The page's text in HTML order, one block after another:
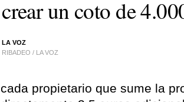
crear un coto de
LA VOZ
RIBADEO / LA VOZ
cada propietario que sume la